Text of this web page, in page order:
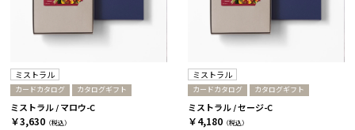
ミストラル
カードカタログ カタログギフト
ミストラル / マロウ-C
￥3,630 （税込）
ミストラル
カードカタログ カタログギフト
ミストラル / セージ-C
￥4,180 （税込）